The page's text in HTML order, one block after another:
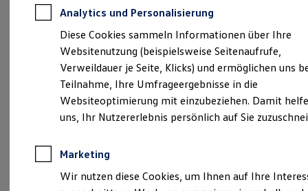
Autokredit mit Schlussrate
Versicherungen und Garantien
Kfz-Versicherung
Restschuldversicherungen
Garantien
Wartungsverträge
Geschäftskunden
Professional Class bei Volkswagen
Großkunden
Behörden
Anpfiff zum Gewinn
Elektroautos
Analytics und Personalisierung
Diese Cookies sammeln Informationen über Ihre
Websitenutzung (beispielsweise Seitenaufrufe,
Verweildauer je Seite, Klicks) und ermöglichen uns
Teilnahme, Ihre Umfrageergebnisse in die
Websiteoptimierung mit einzubeziehen. Damit
uns, Ihr Nutzererlebnis persönlich auf Sie
Marketing
Wir nutzen diese Cookies, um Ihnen auf Ihre